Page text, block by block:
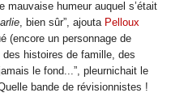
mauvaise humeur auquel s’était
, bien sûr”, ajouta Pelloux
(encore un personnage de
des histoires de famille, des
le fond...”, pleurnichait le
bande de révisionnistes !